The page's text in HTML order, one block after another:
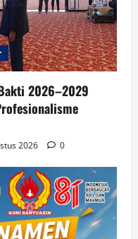
2026–2029
2026 0